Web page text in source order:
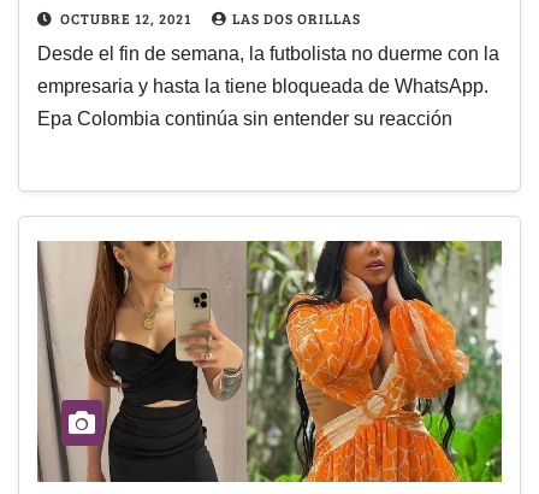
OCTUBRE 12, 2021 LAS DOS ORILLAS
Desde el fin de semana, la futbolista no duerme con la
empresaria y hasta la tiene bloqueada de WhatsApp.
Epa Colombia continúa sin entender su reacción